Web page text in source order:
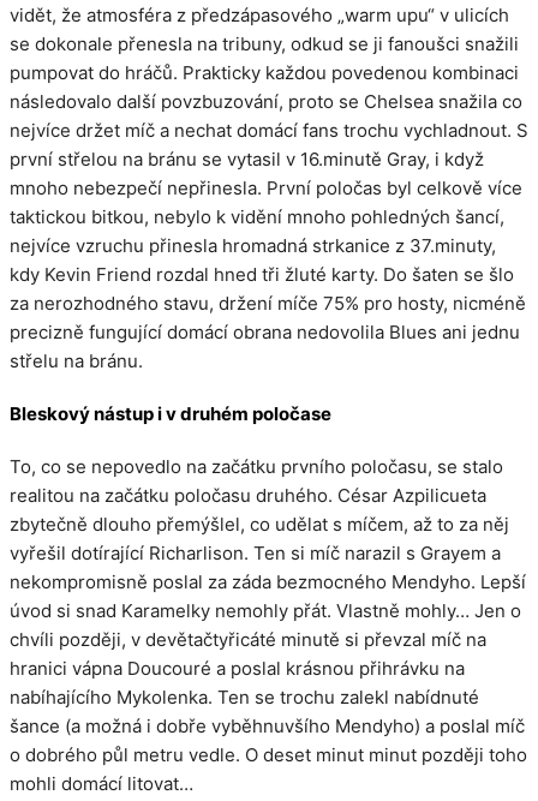
vidět, že atmosféra z předzápasového „warm upu“ v ulicích
se dokonale přenesla na tribuny, odkud se ji fanoušci snažili
pumpovat do hráčů. Prakticky každou povedenou kombinaci
následovalo další povzbuzování, proto se Chelsea snažila co
nejvíce držet míč a nechat domácí fans trochu vychladnout. S
první střelou na bránu se vytasil v 16.minutě Gray, i když
mnoho nebezpečí nepřinesla. První poločas byl celkově více
taktickou bitkou, nebylo k vidění mnoho pohledných šancí,
nejvíce vzruchu přinesla hromadná strkanice z 37.minuty,
kdy Kevin Friend rozdal hned tři žluté karty. Do šaten se šlo
za nerozhodného stavu, držení míče 75% pro hosty, nicméně
precizně fungující domácí obrana nedovolila Blues ani jednu
střelu na bránu.
Bleskový nástup i v druhém poločase
To, co se nepovedlo na začátku prvního poločasu, se stalo
realitou na začátku poločasu druhého. César Azpilicueta
zbytečně dlouho přemýšlel, co udělat s míčem, až to za něj
vyřešil dotírající Richarlison. Ten si míč narazil s Grayem a
nekompromisně poslal za záda bezmocného Mendyho. Lepší
úvod si snad Karamelky nemohly přát. Vlastně mohly… Jen o
chvíli později, v devětačtyřicáté minutě si převzal míč na
hranici vápna Doucouré a poslal krásnou přihrávku na
nabíhajícího Mykolenka. Ten se trochu zalekl nabídnuté
šance (a možná i dobře vyběhnuvšího Mendyho) a poslal míč
o dobrého půl metru vedle. O deset minut minut později toho
mohli domácí litovat…